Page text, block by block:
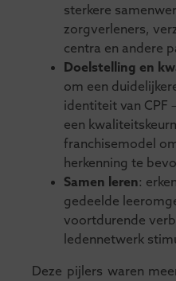
sterkere
zorgverleners,
centra en andere
Doelstelling en
om een
identiteit van CPF
een
franchisemodel
herkenning te
Samen leren:
gedeelde
voortdurende
ledennetwerk
Deze pijlers waren